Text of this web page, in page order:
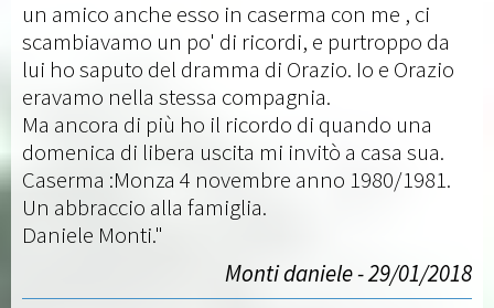
un amico anche esso in caserma con me , ci
scambiavamo un po' di ricordi, e purtroppo da
lui ho saputo del dramma di Orazio. Io e Orazio
eravamo nella stessa compagnia.
Ma ancora di più ho il ricordo di quando una
domenica di libera uscita mi invitò a casa sua.
Caserma :Monza 4 novembre anno 1980/1981.
Un abbraccio alla famiglia.
Daniele Monti."
Monti daniele - 29/01/2018